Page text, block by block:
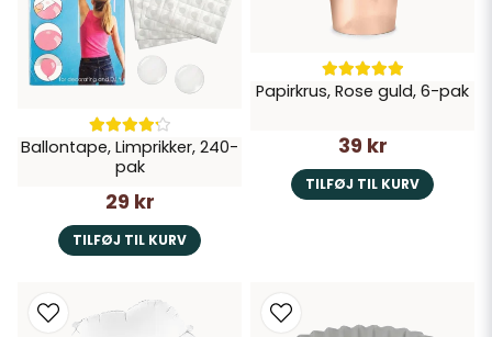
Ballontape, Limprikker, 240-
pak
29 kr
TILFØJ TIL KURV
Papirkrus, Rose guld, 6-pak
39 kr
TILFØJ TIL KURV